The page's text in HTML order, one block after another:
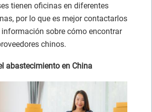
tienen oficinas en diferentes
por lo que es mejor contactarlos
información sobre cómo encontrar
chinos.
abastecimiento en China